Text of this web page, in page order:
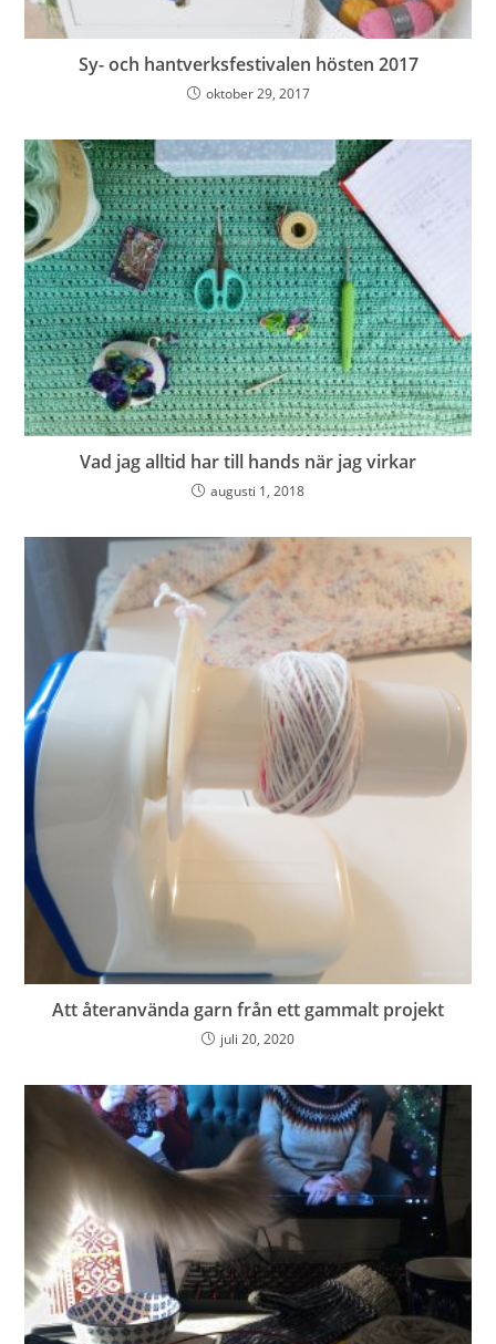
Sy- och hantverksfestivalen hösten 2017
oktober 29, 2017
Vad jag alltid har till hands när jag virkar
augusti 1, 2018
Att återanvända garn från ett gammalt projekt
juli 20, 2020